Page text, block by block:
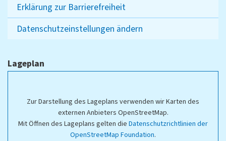
Erklärung zur Barrierefreiheit
Datenschutzeinstellungen ändern
Lageplan
Zur Darstellung des Lageplans verwenden wir Karten des
externen Anbieters OpenStreetMap.
Mit Öffnen des Lageplans gelten die Datenschutzrichtlinien der
OpenStreetMap Foundation.